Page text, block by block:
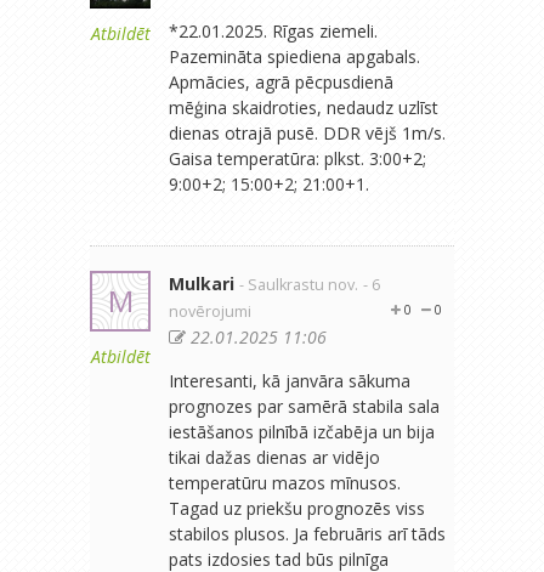
Atbildēt
*22.01.2025. Rīgas ziemeli.
Pazemināta spiediena apgabals.
Apmācies, agrā pēcpusdienā
mēģina skaidroties, nedaudz uzlīst
dienas otrajā pusē. DDR vējš 1m/s.
Gaisa temperatūra: plkst. 3:00+2;
9:00+2; 15:00+2; 21:00+1.
M
Atbildēt
Mulkari - Saulkrastu nov. - 6
novērojumi
0
0
22.01.2025 11:06
Interesanti, kā janvāra sākuma
prognozes par samērā stabila sala
iestāšanos pilnībā izčabēja un bija
tikai dažas dienas ar vidējo
temperatūru mazos mīnusos.
Tagad uz priekšu prognozēs viss
stabilos plusos. Ja februāris arī tāds
pats izdosies tad būs pilnīga